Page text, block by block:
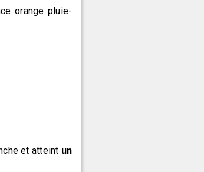
orange pluie-
et atteint un